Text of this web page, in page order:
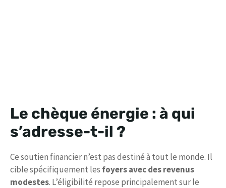
Le chèque énergie : à qui
s’adresse-t-il ?
Ce soutien financier n’est pas destiné à tout le monde. Il
cible spécifiquement les foyers avec des revenus
modestes. L’éligibilité repose principalement sur le